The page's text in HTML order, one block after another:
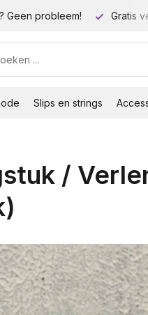
verzending vanaf 35 euro!
Slips en strings
/